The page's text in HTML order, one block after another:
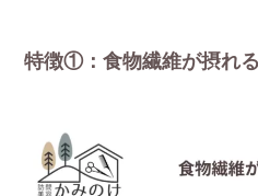
特徴①：食物繊維が摂れる